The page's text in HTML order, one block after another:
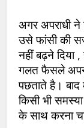
अगर अपराधी ने
उसे फांसी की
नहीं बढ़ने दिया
गलत फैसले
पछताते है।
किसी भी
के साथ करना